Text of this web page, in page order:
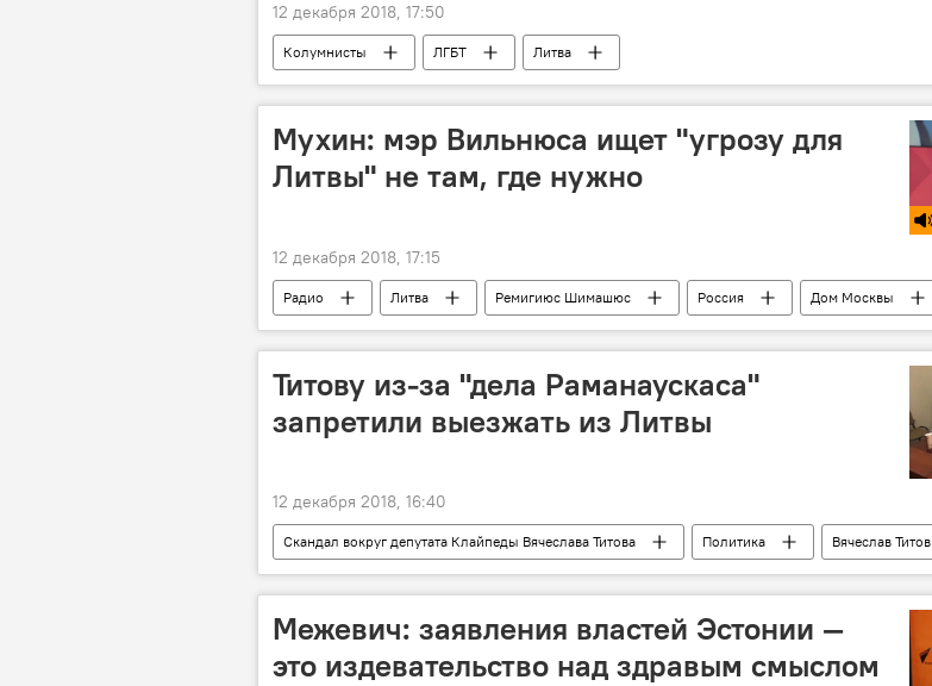
12 декабря 2018, 17:50
Колумнисты ЛГБТ Литва
Мухин: мэр Вильнюса ищет "угрозу для
Литвы" не там, где нужно
12 декабря 2018, 17:15
Радио Литва Ремигиюс Шимашюс Россия
Дом Москвы
Алексей Мухин
Титову из-за "дела Раманаускаса"
запретили выезжать из Литвы
12 декабря 2018, 16:40
Скандал вокруг депутата Клайпеды Вячеслава Титова Политика
Вячеслав Титов
Литва
Клайпеда прокуратура Литвы Адольфас Раманаускас-Ванагас
Межевич: заявления властей Эстонии —
это издевательство над здравым смыслом